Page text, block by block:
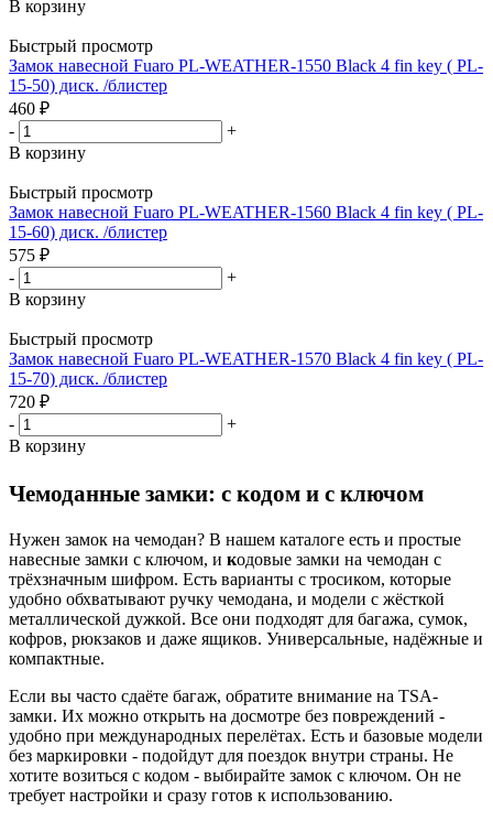
В корзину
Быстрый просмотр
Замок навесной Fuaro PL-WEATHER-1550 Black 4 fin key ( PL-
15-50) диск. /блистер
460 ₽
-
+
В корзину
Быстрый просмотр
Замок навесной Fuaro PL-WEATHER-1560 Black 4 fin key ( PL-
15-60) диск. /блистер
575 ₽
-
+
В корзину
Быстрый просмотр
Замок навесной Fuaro PL-WEATHER-1570 Black 4 fin key ( PL-
15-70) диск. /блистер
720 ₽
-
+
В корзину
Чемоданные замки: с кодом и с ключом
Нужен замок на чемодан? В нашем каталоге есть и простые
навесные замки с ключом, и кодовые замки на чемодан с
трёхзначным шифром. Есть варианты с тросиком, которые
удобно обхватывают ручку чемодана, и модели с жёсткой
металлической дужкой. Все они подходят для багажа, сумок,
кофров, рюкзаков и даже ящиков. Универсальные, надёжные и
компактные.
Если вы часто сдаёте багаж, обратите внимание на TSA-
замки. Их можно открыть на досмотре без повреждений -
удобно при международных перелётах. Есть и базовые модели
без маркировки - подойдут для поездок внутри страны. Не
хотите возиться с кодом - выбирайте замок с ключом. Он не
требует настройки и сразу готов к использованию.